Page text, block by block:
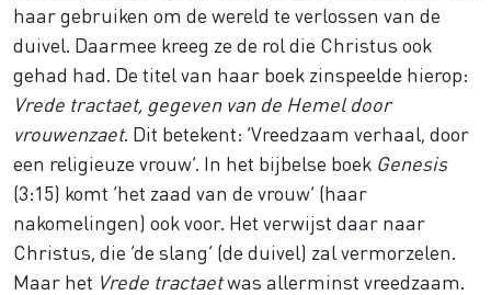
haar gebruiken om de wereld te verlossen van de
duivel. Daarmee kreeg ze de rol die Christus ook
gehad had. De titel van haar boek zinspeelde hierop:
Vrede tractaet, gegeven van de Hemel door
vrouwenzaet. Dit betekent: ‘Vreedzaam verhaal, door
een religieuze vrouw’. In het bijbelse boek Genesis
(3:15) komt ‘het zaad van de vrouw’ (haar
nakomelingen) ook voor. Het verwijst daar naar
Christus, die ‘de slang’ (de duivel) zal vermorzelen.
Maar het Vrede tractaetwas allerminst vreedzaam.